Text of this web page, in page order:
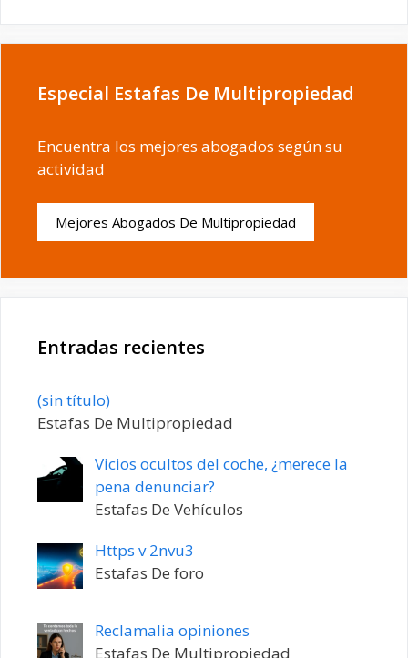
Especial Estafas De Multipropiedad
Encuentra los mejores abogados según su
actividad
Mejores Abogados De Multipropiedad
Entradas recientes
(sin título)Entrada
20198
Estafas De Multipropiedad
Vicios ocultos del coche, ¿merece la
pena denunciar?
Estafas De Vehículos
Https v 2nvu3
Estafas De foro
Reclamalia opiniones
Estafas De Multipropiedad